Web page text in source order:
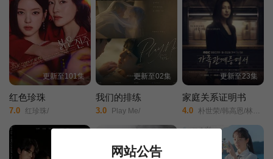
更新至101集
红色珍珠
7.0 红珍珠/
更新至02集
我们的排练
3.0 Play Me/
更新至23集
家庭关系证明书
4.0 朴世荣/韩高恩/林志恩/成伊言/朴率拉/徐道永/全胜彬/
网站公告